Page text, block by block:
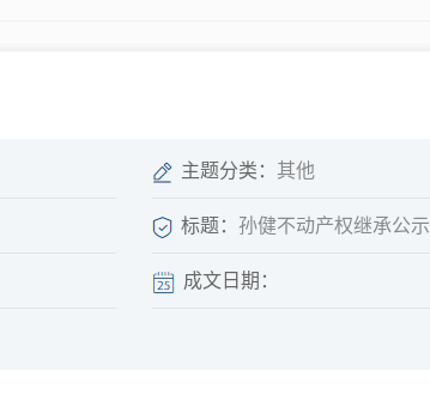
依申请公开 主题分类： 其他
标题： 孙健不动产权继承公示
成文日期：